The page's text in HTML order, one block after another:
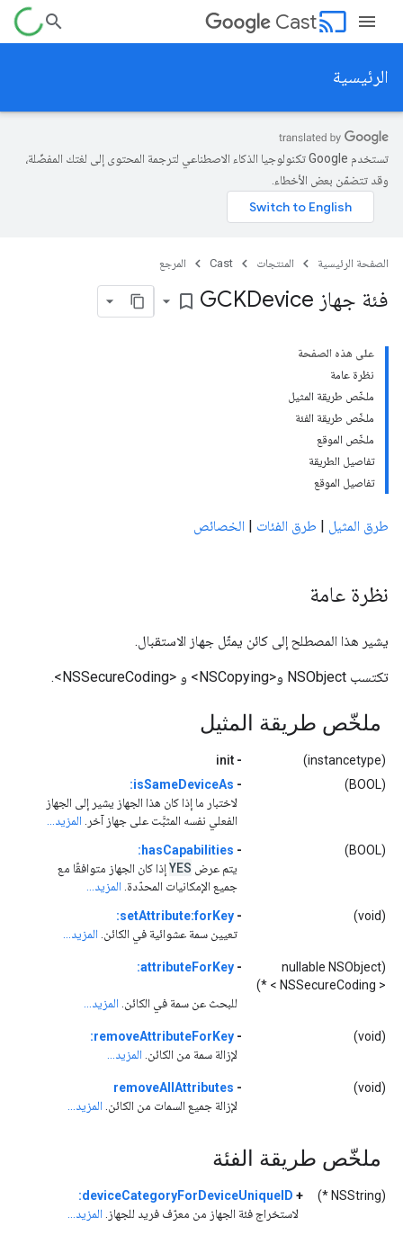
cast
Cast
الرئيسية
تستخدم Google تكنولوجيا الذكاء الاصطناعي لترجمة المحتوى إلى لغتك المفضّلة،
وقد تتضمّن بعض الأخطاء.
الصفحة الرئيسية المنتجات Cast المرجع
فئة جهاز GCKDevice bookmark_border
على هذه الصفحة
نظرة عامة
ملخّص طريقة المثيل
ملخّص طريقة الفئة
ملخّص الموقع
تفاصيل الطريقة
تفاصيل الموقع
طرق المثيل | طرق الفئات | الخصائص
نظرة عامة
يشير هذا المصطلح إلى كائن يمثّل جهاز الاستقبال.
تكتسب NSObject و<NSCopying> و <NSSecureCoding>.
ملخّص طريقة المثيل
(instancetype)
-
init
(BOOL)
-
isSameDeviceAs:
لاختبار ما إذا كان هذا الجهاز يشير إلى الجهاز
الفعلي نفسه المثبَّت على جهاز آخر. المزيد...
(BOOL)
-
hasCapabilities:
يتم عرض YES إذا كان الجهاز متوافقًا مع
جميع الإمكانيات المحدّدة. المزيد...
(void)
-
setAttribute:forKey:
تعيين سمة عشوائية في الكائن. المزيد...
(nullable NSObject
< NSSecureCoding > *)
-
attributeForKey:
للبحث عن سمة في الكائن. المزيد...
(void)
-
removeAttributeForKey:
لإزالة سمة من الكائن. المزيد...
(void)
-
removeAllAttributes
لإزالة جميع السمات من الكائن. المزيد...
ملخّص طريقة الفئة
(NSString *)
+
deviceCategoryForDeviceUniqueID:
لاستخراج فئة الجهاز من معرّف فريد للجهاز. المزيد...